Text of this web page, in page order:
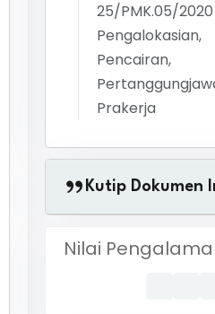
25/PMK.05/
Prakerja
Kutip Dokumen
Nilai